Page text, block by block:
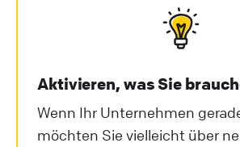
Aktivieren, was Sie
Wenn Ihr Unternehmen
möchten Sie vielleicht über